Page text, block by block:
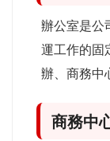
辦公室是公
運工作的固
辦、商務中
商務中